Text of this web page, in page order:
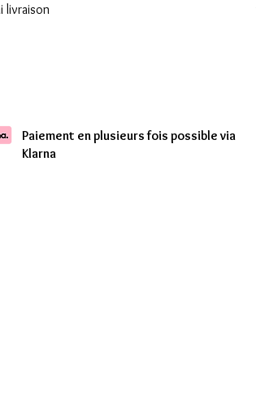
livraison
Paiement en plusieurs fois possible via
Klarna